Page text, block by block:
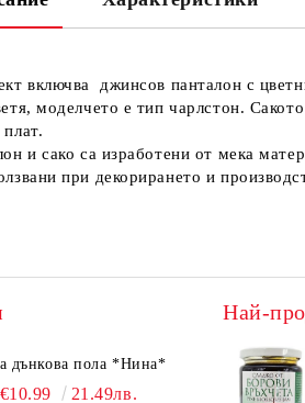
включва джинсов панталон с
моделчето е тип чарлстон.
и сако са изработени от мека
при декорирането и
дънкова пола *Нина*
€10.99 21.49лв.
Най-